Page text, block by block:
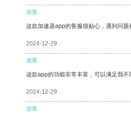
游客
这款加速器app的客服很贴心，遇到问题
2024-12-29
游客
这款app的功能非常丰富，可以满足我不
2024-12-29
游客